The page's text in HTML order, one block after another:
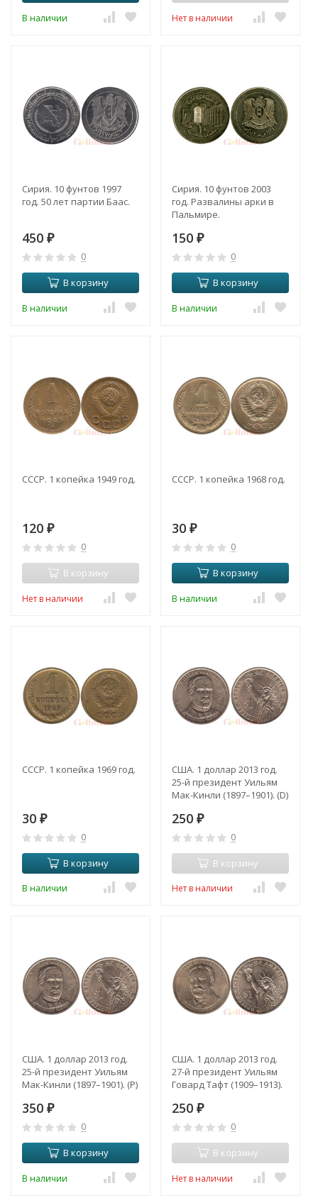
В наличии Нет в наличии
Сирия. 10 фунтов 1997
год. 50 лет партии Баас.
450 ₽
0
В корзину
В наличии
Сирия. 10 фунтов 2003
год. Развалины арки в
Пальмире.
150 ₽
0
В корзину
В наличии
СССР. 1 копейка 1949 год.
120 ₽
0
В корзину
Нет в наличии
СССР. 1 копейка 1968 год.
30 ₽
0
В корзину
В наличии
СССР. 1 копейка 1969 год.
30 ₽
0
В корзину
В наличии
США. 1 доллар 2013 год.
25-й президент Уильям
Мак-Кинли (1897–1901). (D)
250 ₽
0
В корзину
Нет в наличии
США. 1 доллар 2013 год.
25-й президент Уильям
Мак-Кинли (1897–1901). (P)
350 ₽
0
В корзину
В наличии
США. 1 доллар 2013 год.
27-й президент Уильям
Говард Тафт (1909–1913).
250 ₽
0
В корзину
Нет в наличии